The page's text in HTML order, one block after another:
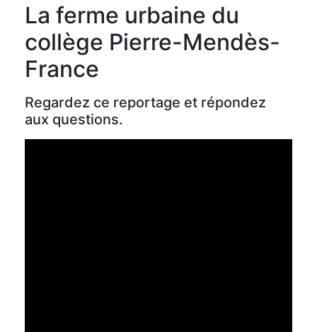
La ferme urbaine du
collège Pierre-Mendès-
France
Regardez ce reportage et répondez
aux questions.